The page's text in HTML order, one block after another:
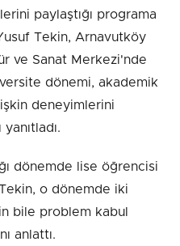
paylaştığı programa
Tekin, Arnavutköy
ve Sanat Merkezi'nde
dönemi, akademik
deneyimlerini
dönemde lise öğrencisi
o dönemde iki
bile problem kabul
anlattı.